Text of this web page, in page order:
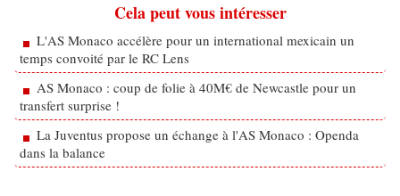
Cela peut vous intéresser
L'AS Monaco accélère pour un international mexicain un
temps convoité par le RC Lens
AS Monaco : coup de folie à 40M€ de Newcastle pour un
transfert surprise !
La Juventus propose un échange à l'AS Monaco : Openda
dans la balance